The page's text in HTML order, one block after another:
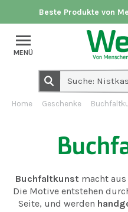
Beste Produkte von
MENÜ
Home Geschenke
Buchfaltkunstmacht aus
Die Motive entstehen
Seite, und werden